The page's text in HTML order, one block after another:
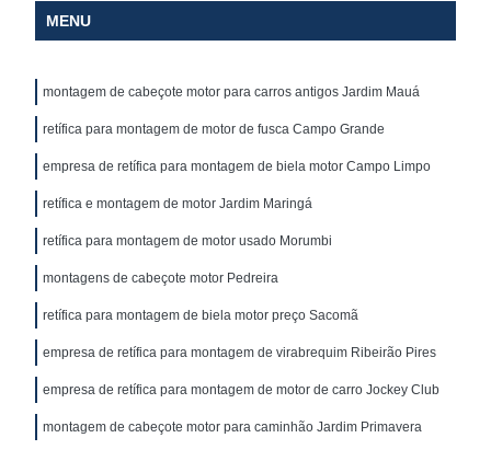
MENU
montagem de cabeçote motor para carros antigos Jardim Mauá
retífica para montagem de motor de fusca Campo Grande
empresa de retífica para montagem de biela motor Campo Limpo
retífica e montagem de motor Jardim Maringá
retífica para montagem de motor usado Morumbi
montagens de cabeçote motor Pedreira
retífica para montagem de biela motor preço Sacomã
empresa de retífica para montagem de virabrequim Ribeirão Pires
empresa de retífica para montagem de motor de carro Jockey Club
montagem de cabeçote motor para caminhão Jardim Primavera